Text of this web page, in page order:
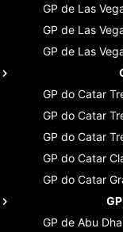
GP de Las
GP de Las
GP de Las
GP do Catar
GP do Catar
GP do Catar
GP do Catar
GP do Catar
GP de Abu